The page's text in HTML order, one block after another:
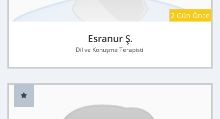
2 Gün Önce
Esranur Ş.
Dil ve Konuşma Terapisti